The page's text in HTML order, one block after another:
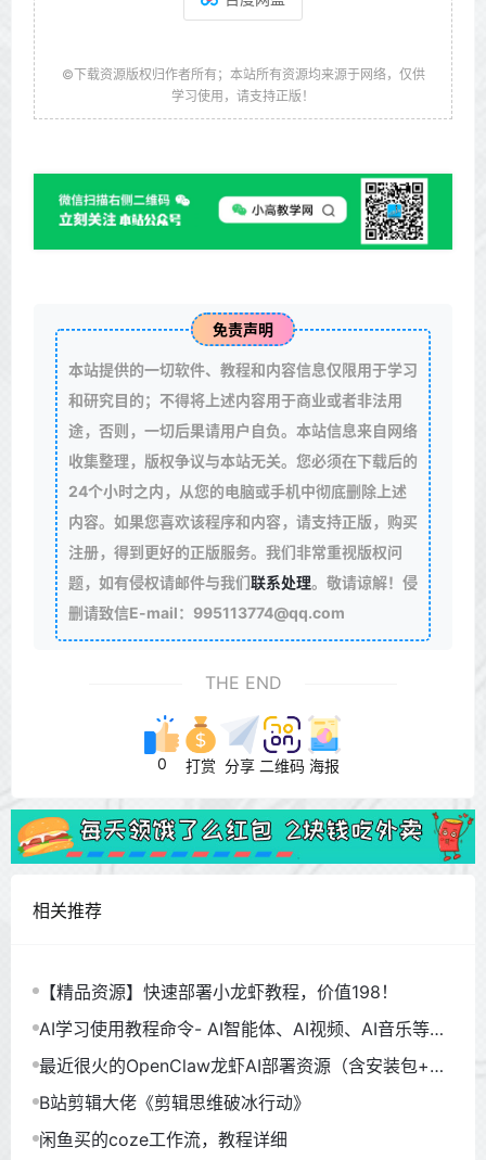
©下载资源版权归作者所有；本站所有资源均来源于网络，仅供
学习使用，请支持正版！
免责声明
本站提供的一切软件、教程和内容信息仅限用于学习
和研究目的；不得将上述内容用于商业或者非法用
途，否则，一切后果请用户自负。本站信息来自网络
收集整理，版权争议与本站无关。您必须在下载后的
24个小时之内，从您的电脑或手机中彻底删除上述
内容。如果您喜欢该程序和内容，请支持正版，购买
注册，得到更好的正版服务。我们非常重视版权问
题，如有侵权请邮件与我们联系处理。敬请谅解！侵
删请致信E-mail：995113774@qq.com
THE END
0 打赏 分享 二维码 海报
相关推荐
【精品资源】快速部署小龙虾教程，价值198！
AI学习使用教程命令- AI智能体、AI视频、AI音乐等
（930GB）
最近很火的OpenClaw龙虾AI部署资源（含安装包+教
程）
B站剪辑大佬《剪辑思维破冰行动》
闲鱼买的coze工作流，教程详细